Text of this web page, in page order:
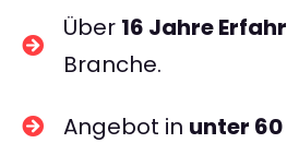
Über 16 Jahre
Branche.
Angebot in unter